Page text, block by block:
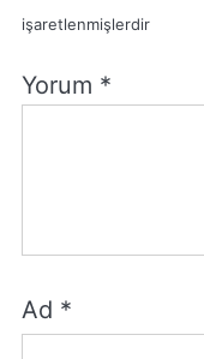
işaretlenmişlerdir
Yorum *
Ad *